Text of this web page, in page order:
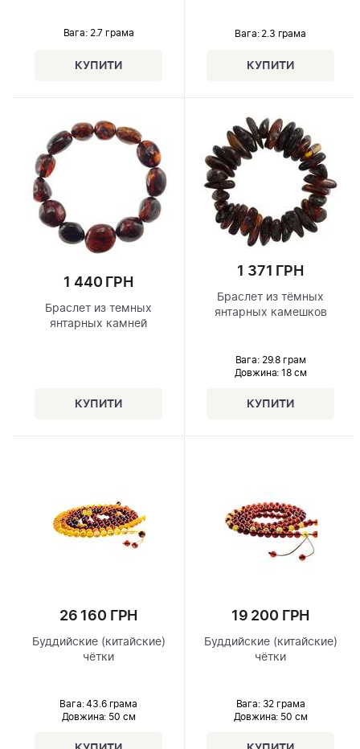
Вага: 2.7 грама Вага: 2.3 грама
1 440 ГРН
Браслет из темных
янтарных камней
1 371 ГРН
Браслет из тёмных
янтарных камешков
Вага: 29.8 грам
Довжина: 18 см
26 160 ГРН
Буддийские (китайские)
чётки
Вага: 43.6 грама
Довжина: 50 см
19 200 ГРН
Буддийские (китайские)
чётки
Вага: 32 грама
Довжина: 50 см